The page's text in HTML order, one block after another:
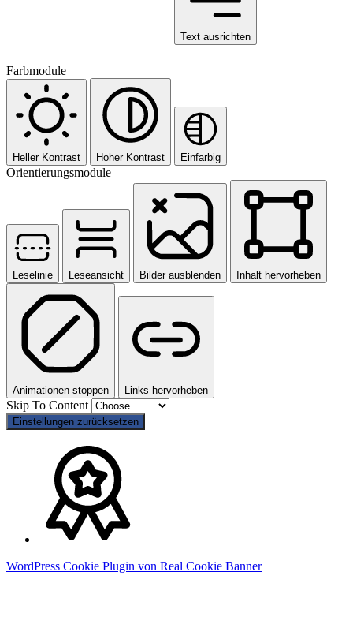
Text ausrichten
Farbmodule
Heller Kontrast Hoher Kontrast Einfarbig
Orientierungsmodule
Leselinie Leseansicht Bilder ausblenden Inhalt hervorheben
Animationen stoppen Links hervorheben
Skip To Content
Einstellungen zurücksetzen
WordPress Cookie Plugin von Real Cookie Banner